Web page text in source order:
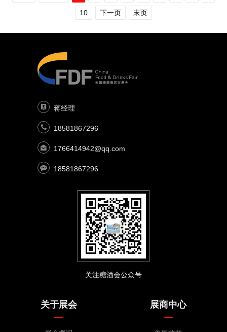
10 下一页 末页
蒋经理
18581867296
1766414942@qq.com
18581867296
关注糖酒会公众号
关于展会 展商中心